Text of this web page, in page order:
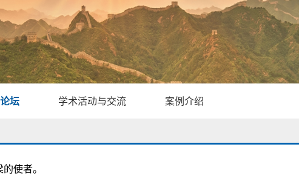
坛 学术活动与交流 案例介绍
使者。